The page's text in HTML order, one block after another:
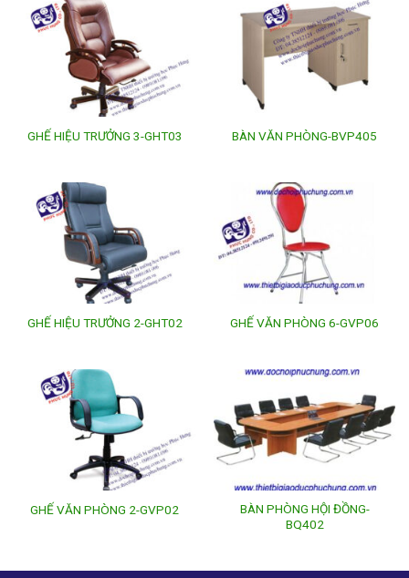
GHẾ HIỆU TRƯỞNG 3-GHT03 BÀN VĂN PHÒNG-BVP405
GHẾ HIỆU TRƯỞNG 2-GHT02 GHẾ VĂN PHÒNG 6-GVP06
GHẾ VĂN PHÒNG 2-GVP02
BÀN PHÒNG HỘI ĐỒNG-
BQ402